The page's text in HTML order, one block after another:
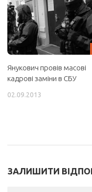
Янукович провів масові
кадрові заміни в СБУ
02.09.2013
ЗАЛИШИТИ